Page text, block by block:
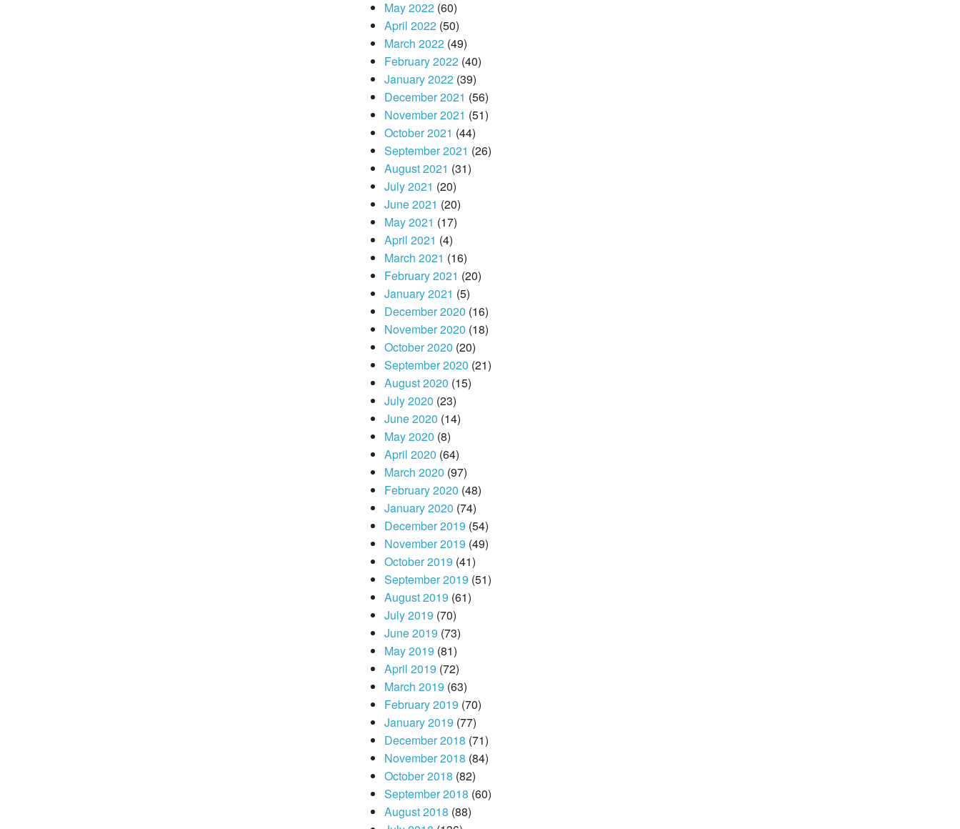
May 2022(60)
April 2022(50)
March 2022(49)
February 2022(40)
January 2022(39)
December 2021 (56)
November 2021 (51)
October 2021 (44)
September 2021 (26)
August 2021 (31)
July 2021 (20)
June 2021 (20)
May 2021 (17)
April 2021 (4)
March 2021 (16)
February 2021 (20)
January 2021 (5)
December 2020 (16)
November 2020 (18)
October 2020 (20)
September 2020 (21)
August 2020 (15)
July 2020 (23)
June 2020 (14)
May 2020 (8)
April 2020 (64)
March 2020 (97)
February 2020 (48)
January 2020 (74)
December 2019 (54)
November 2019 (49)
October 2019 (41)
September 2019 (51)
August 2019 (61)
July 2019 (70)
June 2019 (73)
May 2019 (81)
April 2019 (72)
March 2019 (63)
February 2019 (70)
January 2019 (77)
December 2018 (71)
November 2018 (84)
October 2018 (82)
September 2018 (60)
August 2018 (88)